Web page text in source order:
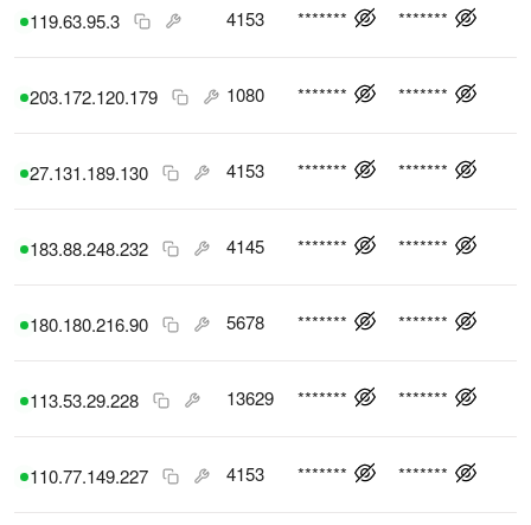
119.63.95.3 4153 ******* *******
203.172.120.179 1080 ******* *******
27.131.189.130 4153 ******* *******
183.88.248.232 4145 ******* *******
180.180.216.90 5678 ******* *******
113.53.29.228 13629 ******* *******
110.77.149.227 4153 ******* *******